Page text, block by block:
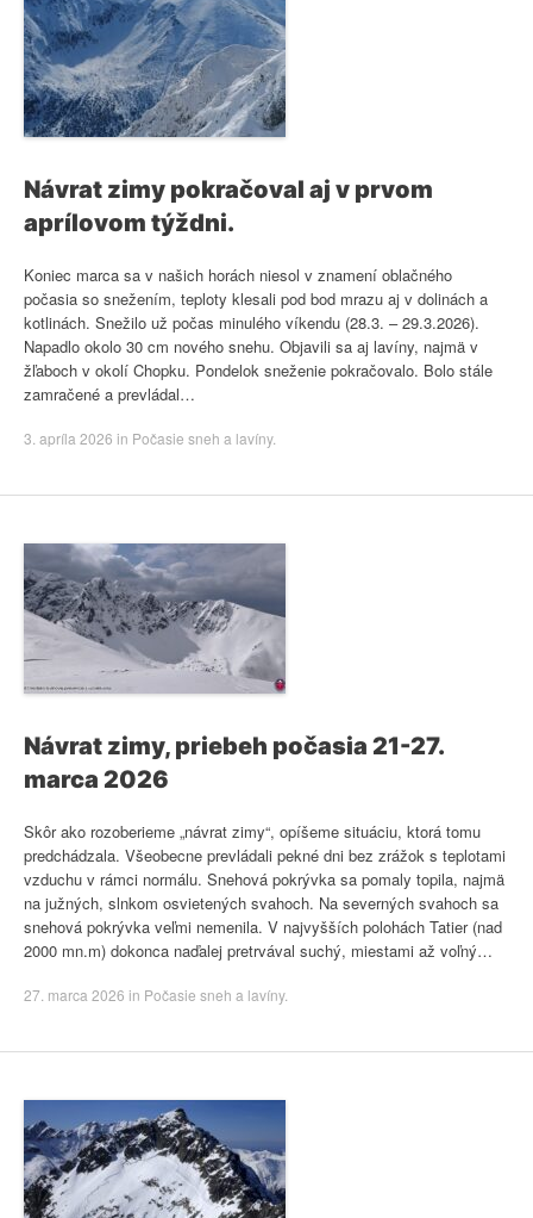
Návrat zimy pokračoval aj v prvom
aprílovom týždni.
Koniec marca sa v našich horách niesol v znamení oblačného
počasia so snežením, teploty klesali pod bod mrazu aj v dolinách a
kotlinách. Snežilo už počas minulého víkendu (28.3. – 29.3.2026).
Napadlo okolo 30 cm nového snehu. Objavili sa aj lavíny, najmä v
žľaboch v okolí Chopku. Pondelok sneženie pokračovalo. Bolo stále
zamračené a prevládal…
3. apríla 2026 in Počasie sneh a lavíny.
Návrat zimy, priebeh počasia 21-27.
marca 2026
Skôr ako rozoberieme „návrat zimy“, opíšeme situáciu, ktorá tomu
predchádzala. Všeobecne prevládali pekné dni bez zrážok s teplotami
vzduchu v rámci normálu. Snehová pokrývka sa pomaly topila, najmä
na južných, slnkom osvietených svahoch. Na severných svahoch sa
snehová pokrývka veľmi nemenila. V najvyšších polohách Tatier (nad
2000 mn.m) dokonca naďalej pretrvával suchý, miestami až voľný…
27. marca 2026 in Počasie sneh a lavíny.